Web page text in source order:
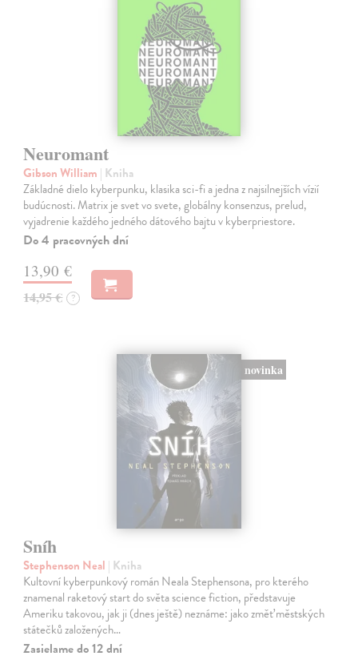
Neuromant
Gibson William | Kniha
Základné dielo kyberpunku, klasika sci-fi a jedna z najsilnejších vízií
budúcnosti. Matrix je svet vo svete, globálny konsenzus, prelud,
vyjadrenie každého jedného dátového bajtu v kyberpriestore.
Do 4 pracovných dní
13,90 €
14,95 € ?
novinka
Sníh
Stephenson Neal | Kniha
Kultovní kyberpunkový román Neala Stephensona, pro kterého
znamenal raketový start do světa science fiction, představuje
Ameriku takovou, jak ji (dnes ještě) neznáme: jako změť městských
státečků založených…
Zasielame do 12 dní